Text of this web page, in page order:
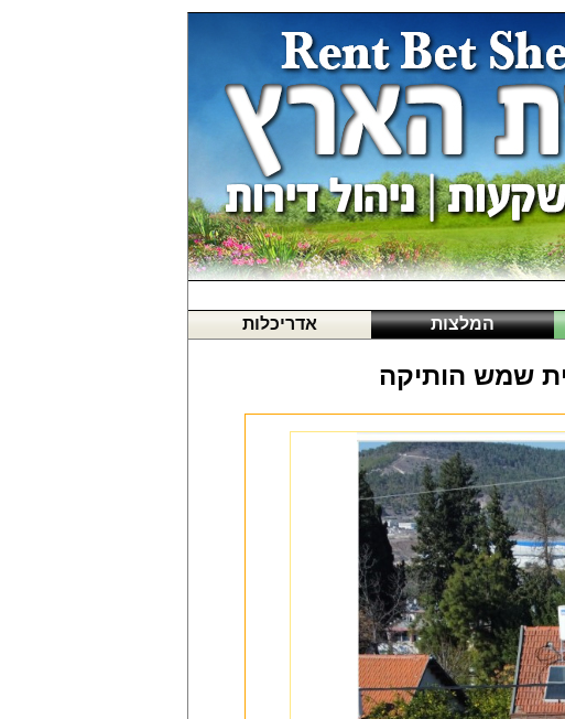
המלצות אדריכלות
שמש הותיקה